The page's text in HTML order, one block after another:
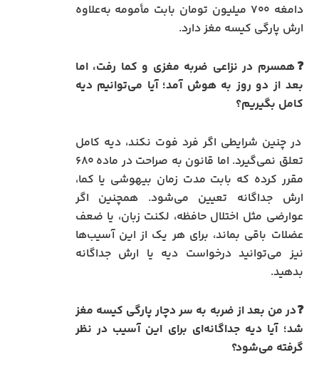
دامغه ۷۰۰ میلیون تومان بابت مأمومه به‌علاوه
ارش پارگی کیسه مغز دارد.
❓همسرم در نزاعی ضربه مغزی و کما رفت، اما
بعد از دو روز به هوش آمد؛ آیا می‌توانیم دیه
کامل بگیریم؟
در چنین شرایطی اگر فرد فوت نکند، دیه کامل
تعلق نمی‌گیرد. اما قانون به صراحت در ماده ۶۸۰
مقرر کرده که بابت مدت زمان بیهوشی یا کما،
ارش جداگانه تعیین می‌شود. همچنین اگر
عوارضی مثل اختلال حافظه، لکنت زبان، یا ضعف
عضلات باقی بماند، برای هر یک از این آسیب‌ها
نیز می‌توانید درخواست دیه یا ارش جداگانه
بدهید.
❓در من بعد از ضربه به سر دچار پارگی کیسه مغز
شد؛ آیا دیه جداگانه‌ای برای این آسیب در نظر
گرفته می‌شود؟